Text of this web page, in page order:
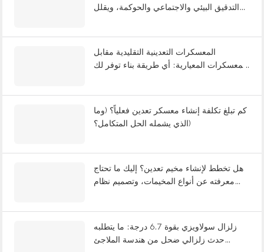
التدقيق البيئي والاجتماعي والحوكمة، ويقلل
المعسكرات التعدينية التقليدية مقابل
المعسكرات المعيارية: أي طريقة بناء توفر لك
كم تبلغ تكلفة إنشاء معسكر تعدين فعلياً؟ (وما
الذي يشمله الحل المتكامل؟)
هل تخطط لإنشاء مخيم تعدين؟ إليك ما تحتاج
معرفته عن أنواع المخيمات، وتصميم نظام
زلزال سولاويزي بقوة 6.7 درجة: ما يتطلبه
حدث زلزالي ضحل من هندسة الملاجئ